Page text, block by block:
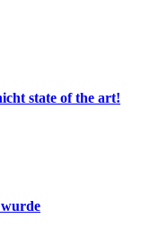
state of the art!